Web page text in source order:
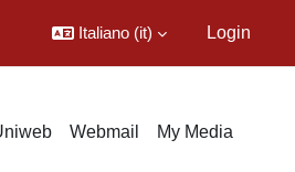
Italiano ‎(it)‎ Login
Webmail My Media